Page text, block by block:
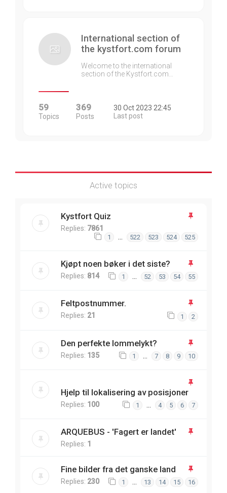
International section of
the kystfort.com forum
Welcome to the international
section of the Kystfort.com…
59
Topics
369
Posts
30 Oct 2023 22:45
Last post
Active topics
Kystfort Quiz
Replies: 7861
1 … 522 523 524 525
Kjøpt noen bøker i det siste?
Replies: 814 1 … 52 53 54 55
Feltpostnummer.
Replies: 21 1 2
Den perfekte lommelykt?
Replies: 135 1 7 8 9 10
Hjelp til lokalisering av posisjoner
Replies: 100 1 4 5 6 7
ARQUEBUS - 'Fagert er landet'
Replies: 1
Fine bilder fra det ganske land
Replies: 230 1 … 13 14 15 16